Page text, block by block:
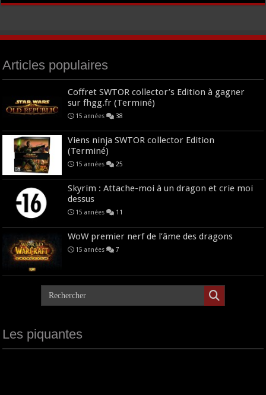
Articles populaires
Coffret SWTOR collector’s Edition à gagner
sur fhgg.fr (Terminé)
15 années 38
Viens ninja SWTOR collector Edition
(Terminé)
15 années 25
Skyrim : Attache-moi à un dragon et crie moi
dessus
15 années 11
WoW premier nerf de l’âme des dragons
15 années 7
Les piquantes